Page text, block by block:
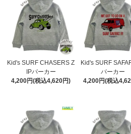
Kid's SURF CHASERS Z
IPパーカー
4,200円(税込4,620円)
Kid's SURF
パーカー
4,200円(税込